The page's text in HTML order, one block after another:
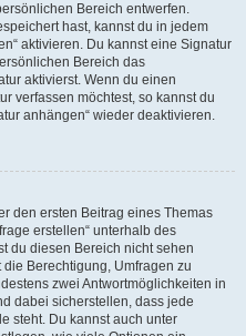
Bereich entwerfen.
hast, kannst du in jedem
aktivieren. Du kannst eine Signatur
Bereich das
aktivierst. Wenn du einen
verfassen möchtest, so kannst du
anhängen“ wieder deaktivieren.
den ersten Beitrag eines Themas
erstellen“ unterhalb des
du diesen Bereich nicht sehen
Berechtigung, Umfragen zu
zwei Antwortmöglichkeiten in
dabei sicherstellen, dass jede
steht. Du kannst auch unter